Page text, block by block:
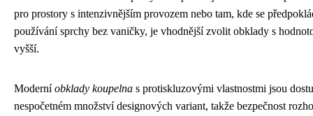
pro prostory s intenzivnějším provozem nebo tam, kde se
používání sprchy bez vaničky, je vhodnější zvolit obklady s
vyšší.
Moderníobklady koupelna s protiskluzovými vlastnostmi jsou
nespočetném množství designových variant, takže bezpečnost